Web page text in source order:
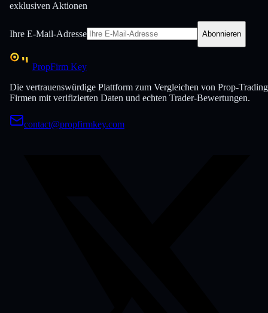
exklusiven Aktionen
Ihre E-Mail-Adresse Abonnieren
PropFirm Key
Die vertrauenswürdige Plattform zum Vergleichen von Prop-
Firmen mit verifizierten Daten und echten Trader-Bewertungen.
contact@propfirmkey.com